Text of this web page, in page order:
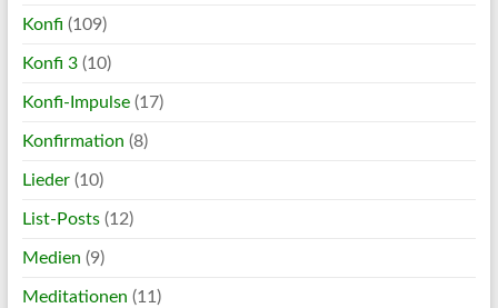
Konfi (109)
Konfi 3(10)
Konfi-Impulse(17)
Konfirmation (8)
Lieder(10)
List-Posts(12)
Medien (9)
Meditationen (11)